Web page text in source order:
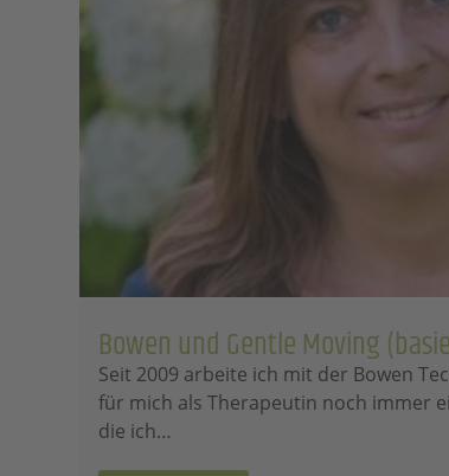
Bowen und Gentle Moving
Seit 2009 arbeite ich mit der Bowen
für mich als Therapeutin noch immer
die ich…